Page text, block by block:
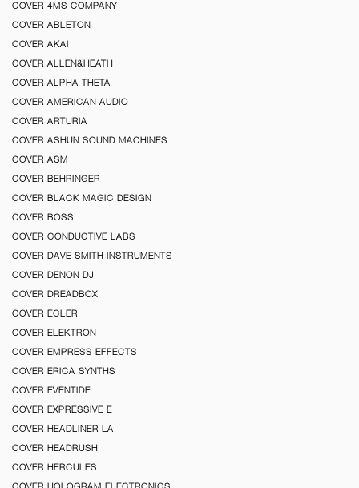
COVER 4MS COMPANY
COVER ABLETON
COVER AKAI
COVER ALLEN&HEATH
COVER ALPHA THETA
COVER AMERICAN AUDIO
COVER ARTURIA
COVER ASHUN SOUND MACHINES
COVER ASM
COVER BEHRINGER
COVER BLACK MAGIC DESIGN
COVER BOSS
COVER CONDUCTIVE LABS
COVER DAVE SMITH INSTRUMENTS
COVER DENON DJ
COVER DREADBOX
COVER ECLER
COVER ELEKTRON
COVER EMPRESS EFFECTS
COVER ERICA SYNTHS
COVER EVENTIDE
COVER EXPRESSIVE E
COVER HEADLINER LA
COVER HEADRUSH
COVER HERCULES